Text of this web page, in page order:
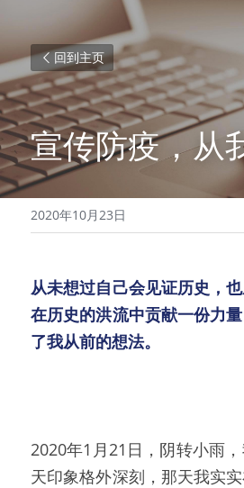
回到主页
宣传防疫，从
2020年10月23日
从未想过自己会见证历史，
在历史的洪流中贡献一份力
了我从前的想法。
2020年1月21日，阴转小雨
天印象格外深刻，那天我实